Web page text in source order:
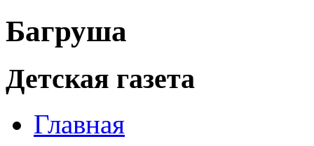
Багруша
Детская газета
Главная